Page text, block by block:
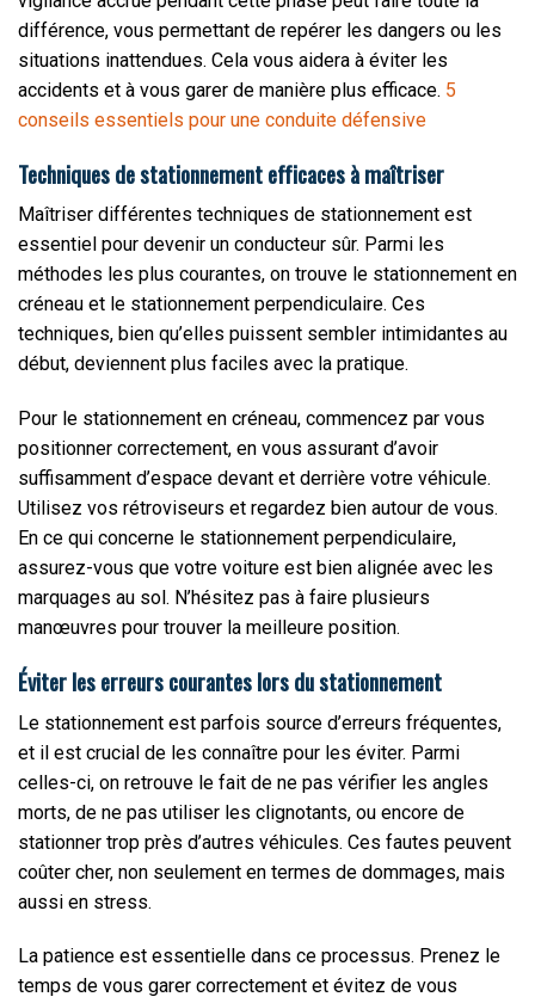
différence, vous permettant de repérer les dangers ou les
situations inattendues. Cela vous aidera à éviter les
accidents et à vous garer de manière plus efficace. 5
conseils essentiels pour une conduite défensive
Techniques de stationnement efficaces à maîtriser
Maîtriser différentes techniques de stationnement est
essentiel pour devenir un conducteur sûr. Parmi les
méthodes les plus courantes, on trouve le stationnement en
créneau et le stationnement perpendiculaire. Ces
techniques, bien qu’elles puissent sembler intimidantes au
début, deviennent plus faciles avec la pratique.
Pour le stationnement en créneau, commencez par vous
positionner correctement, en vous assurant d’avoir
suffisamment d’espace devant et derrière votre véhicule.
Utilisez vos rétroviseurs et regardez bien autour de vous.
En ce qui concerne le stationnement perpendiculaire,
assurez-vous que votre voiture est bien alignée avec les
marquages au sol. N’hésitez pas à faire plusieurs
manœuvres pour trouver la meilleure position.
Éviter les erreurs courantes lors du stationnement
Le stationnement est parfois source d’erreurs fréquentes,
et il est crucial de les connaître pour les éviter. Parmi
celles-ci, on retrouve le fait de ne pas vérifier les angles
morts, de ne pas utiliser les clignotants, ou encore de
stationner trop près d’autres véhicules. Ces fautes peuvent
coûter cher, non seulement en termes de dommages, mais
aussi en stress.
La patience est essentielle dans ce processus. Prenez le
temps de vous garer correctement et évitez de vous